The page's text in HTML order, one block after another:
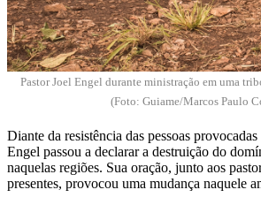
Pastor Joel Engel durante ministração em uma
(Foto: Guiame/Marcos Paulo
Diante da resistência das pessoas
Engel passou a declarar a destruição do
naquelas regiões. Sua oração, junto aos
presentes, provocou uma mudança naquele